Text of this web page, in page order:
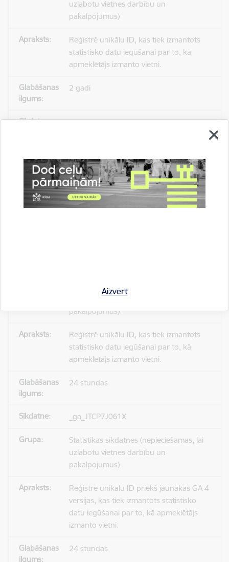
Aizvērt
uzlabotu vietnes darbību un
pakalpojumus)
Reģistrē unikālu ID, kas tiek izmantots
statistisko datu iegūšanai par to, kā
apmeklētājs izmanto vietni.
2 gadi
_gat
uzlabotu vietnes darbību un
pakalpojumus)
Izmanto Google Analytics, lai samazinātu
pieprasījuma līmeni.
Statistikas sīkdatnes (nepieciešamas, lai
uzlabotu vietnes darbību un
pakalpojumus)
Reģistrē unikālu ID, kas tiek izmantots
statistisko datu iegūšanai par to, kā
apmeklētājs izmanto vietni.
24 stundas
_ga_JTCP7J061X
Statistikas sīkdatnes (nepieciešamas, lai
uzlabotu vietnes darbību un
pakalpojumus)
Reģistrē unikālu ID priekš jaunākās GA 4
versijas, kas tiek izmantots statistisko
datu iegūšanai par to, kā apmeklētājs
izmanto vietni.
24 stundas